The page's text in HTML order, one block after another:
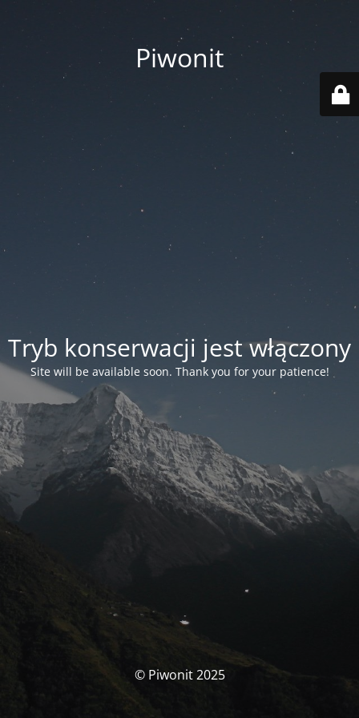
Piwonit
Tryb konserwacji jest włączony
Site will be available soon. Thank you for your patience!
© Piwonit 2025